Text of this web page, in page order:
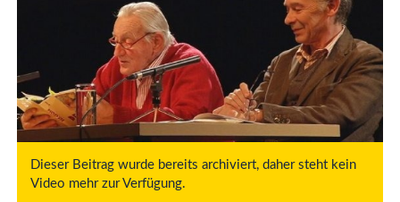
Dieser Beitrag wurde bereits archiviert, daher steht kein
Video mehr zur Verfügung.